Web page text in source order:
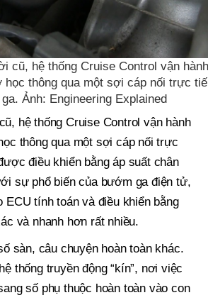
cũ, hệ thống Cruise Control vận hành
học thông qua một sợi cáp nối trực
Ảnh: Engineering Explained
hệ thống Cruise Control vận hành
thông qua một sợi cáp nối trực
điều khiển bằng áp suất chân
sự phổ biến của bướm ga điện tử,
ECU tính toán và điều khiển bằng
và nhanh hơn rất nhiều.
sàn, câu chuyện hoàn toàn khác.
thống truyền động “kín”, nơi việc
số phụ thuộc hoàn toàn vào con